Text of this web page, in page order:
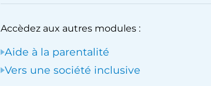
Accèdez aux autres modules :
Aide à la parentalité
Vers une société inclusive